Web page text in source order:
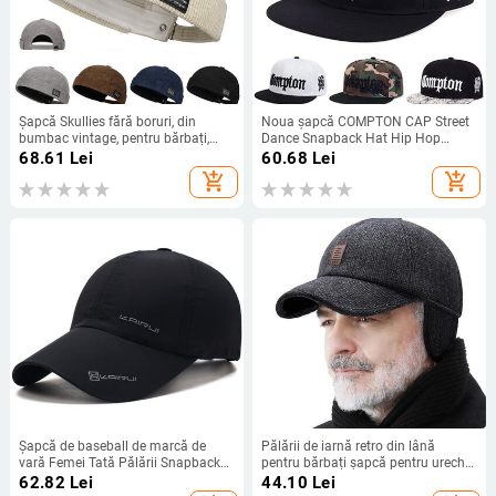
Șapcă Skullies fără boruri, din
bumbac vintage, pentru bărbați,
șapcă reglabilă pentru proprietar
Docker, pălării multifuncționale,
pălărie tip cupola, pălărie hip hop
68.61 Lei
add_shopping_cart
Noua șapcă COMPTON CAP Street
Dance Snapback Hat Hip Hop
Căciulă pentru bărbați, femei, adulți,
în aer liber, șapcă de baseball de
soare.
60.68 Lei
add_shopping_cart
Şapcă de baseball de marcă de
vară Femei Tată Pălării Snapback
Pentru Bărbaţi Bones Masculino
62.82 Lei
Pălării de iarnă retro din lână
pentru bărbați șapcă pentru urechi,
sport, golf, baseball, șapci cu snap
44.10 Lei